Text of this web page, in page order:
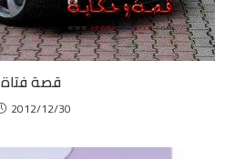
قصة فتاة
2012/12/30